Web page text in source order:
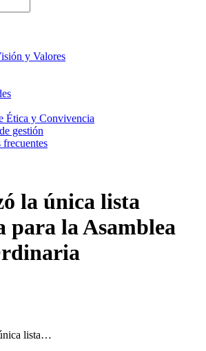
y Valores
Ética y Convivencia
gestión
frecuentes
la única lista
para la Asamblea
lista…